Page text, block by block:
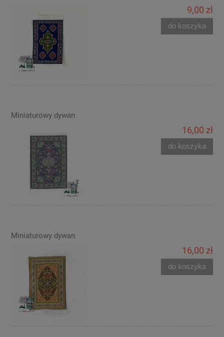
9,00 zł
do koszyka
Miniaturowy dywan
16,00 zł
do koszyka
Miniaturowy dywan
16,00 zł
do koszyka